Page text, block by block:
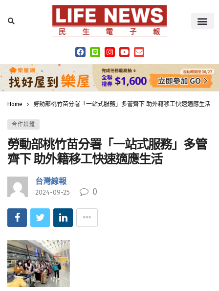
Home 勞動部桃竹苗分署「一站式服務」多管齊下 助外籍移工快速適應生活
合作媒體
勞動部桃竹苗分署「一站式服務」多管
齊下 助外籍移工快速適應生活
台灣線報
2024-09-25 0